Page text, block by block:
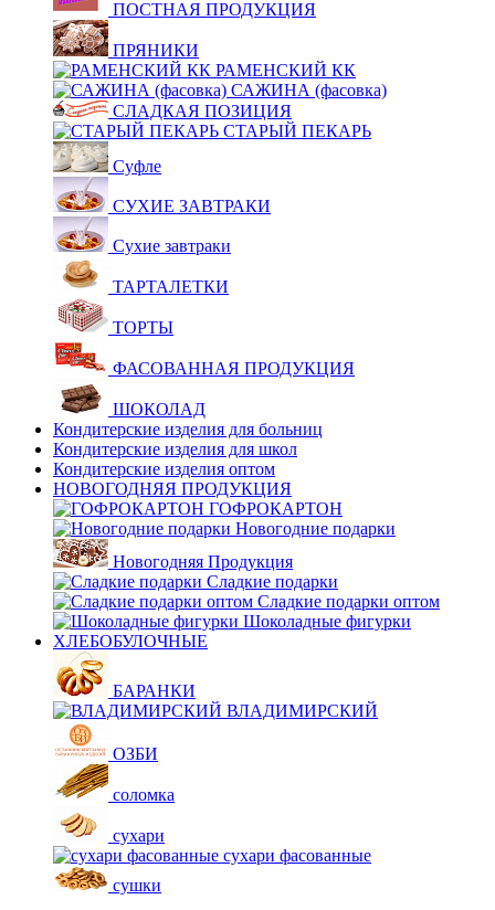
ПОСТНАЯ ПРОДУКЦИЯ
ПРЯНИКИ
РАМЕНСКИЙ КК
САЖИНА (фасовка)
СЛАДКАЯ ПОЗИЦИЯ
СТАРЫЙ ПЕКАРЬ
Суфле
СУХИЕ ЗАВТРАКИ
Сухие завтраки
ТАРТАЛЕТКИ
ТОРТЫ
ФАСОВАННАЯ ПРОДУКЦИЯ
ШОКОЛАД
Кондитерские изделия для больниц
Кондитерские изделия для школ
Кондитерские изделия оптом
НОВОГОДНЯЯ ПРОДУКЦИЯ
ГОФРОКАРТОН
Новогодние подарки
Новогодняя Продукция
Сладкие подарки
Сладкие подарки оптом
Шоколадные фигурки
ХЛЕБОБУЛОЧНЫЕ
БАРАНКИ
ВЛАДИМИРСКИЙ
ОЗБИ
соломка
сухари
сухари фасованные
сушки